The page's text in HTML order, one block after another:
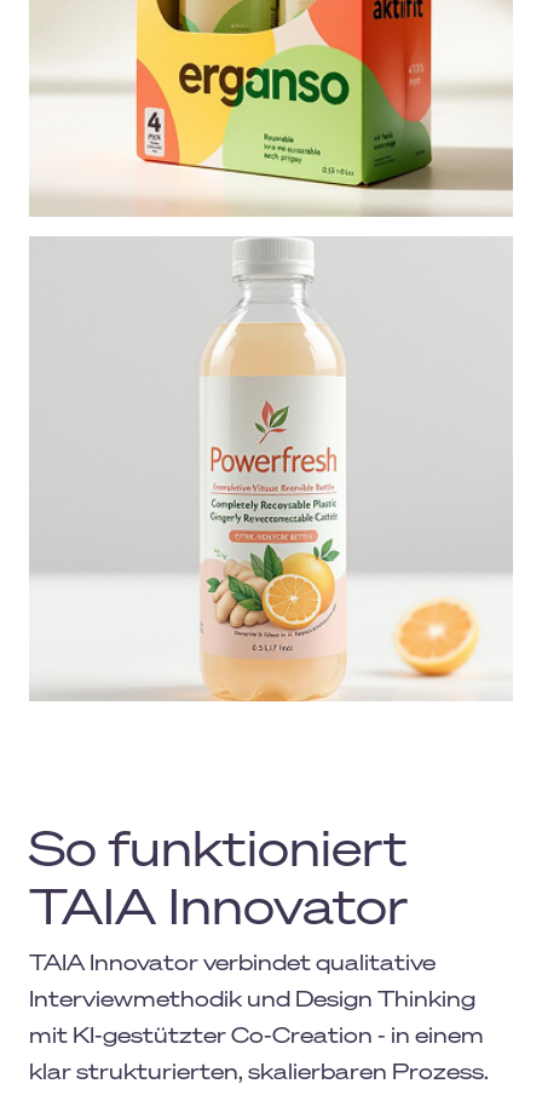
So funktioniert
TAIA Innovator
TAIA Innovator verbindet qualitative
Interviewmethodik und Design Thinking
mit KI-gestützter Co-Creation - in einem
klar strukturierten, skalierbaren Prozess.